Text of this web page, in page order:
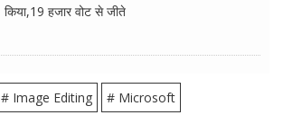
किया,19 हजार वोट से जीते
# Image Editing
# Microsoft